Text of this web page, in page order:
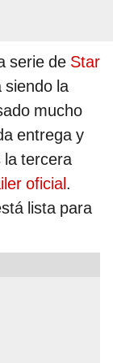
serie de Star
siendo la
mucho
entrega y
la tercera
oficial.
lista para